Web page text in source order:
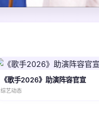
《歌手2026》助演阵容官宣
综艺动态